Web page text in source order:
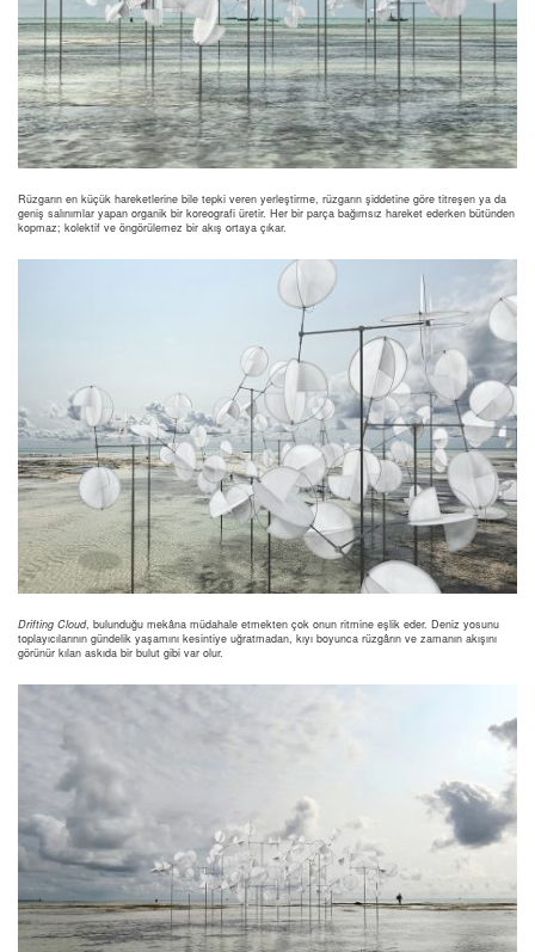
Rüzgarın en küçük hareketlerine bile tepki veren yerleştirme, rüzgarın şiddetine göre titreşen ya da
geniş salınımlar yapan organik bir koreografi üretir. Her bir parça bağımsız hareket ederken bütünden
kopmaz; kolektif ve öngörülemez bir akış ortaya çıkar.
Drifting Cloud, bulunduğu mekâna müdahale etmekten çok onun ritmine eşlik eder. Deniz yosunu
toplayıcılarının gündelik yaşamını kesintiye uğratmadan, kıyı boyunca rüzgârın ve zamanın akışını
görünür kılan askıda bir bulut gibi var olur.